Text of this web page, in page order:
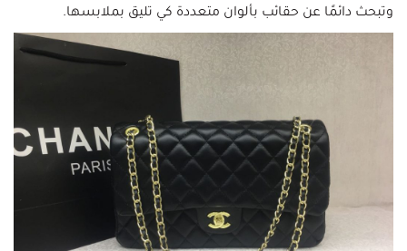
وتبحث دائمًا عن حقائب بألوان متعددة كي تليق بملابسها.